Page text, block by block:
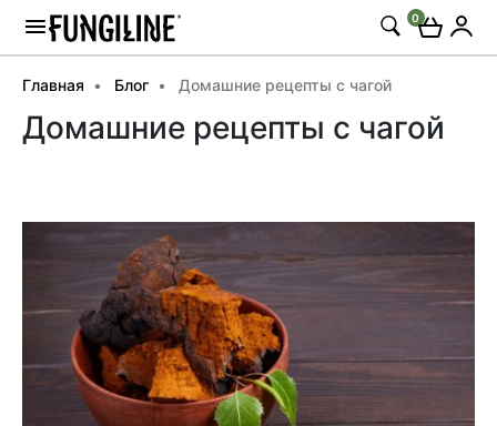
0
Главная Блог Домашние рецепты с чагой
Домашние рецепты с чагой